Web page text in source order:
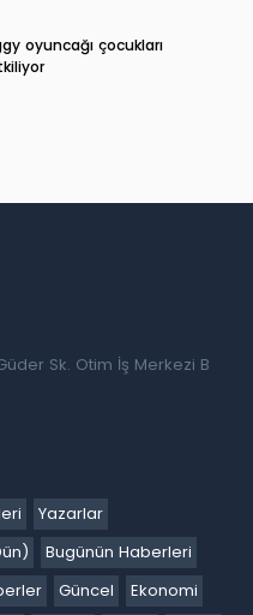
oyuncağı çocukları
Sk. Otim İş Merkezi B
Yazarlar
Bugünün Haberleri
Güncel
Ekonomi